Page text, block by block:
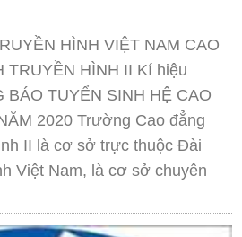
HÌNH VIỆT NAM CAO
TRUYỀN HÌNH II Kí hiệu
BÁO TUYỂN SINH HỆ CAO
2020 Trường Cao đẳng
II là cơ sở trực thuộc Đài
Việt Nam, là cơ sở chuyên